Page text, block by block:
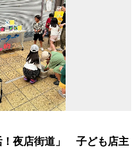
！夜店街道」 子ども店主